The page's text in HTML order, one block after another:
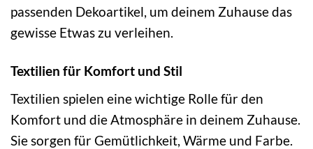
passenden Dekoartikel, um deinem Zuhause das
gewisse Etwas zu verleihen.
Textilien für Komfort und Stil
Textilien spielen eine wichtige Rolle für den
Komfort und die Atmosphäre in deinem Zuhause.
Sie sorgen für Gemütlichkeit, Wärme und Farbe.